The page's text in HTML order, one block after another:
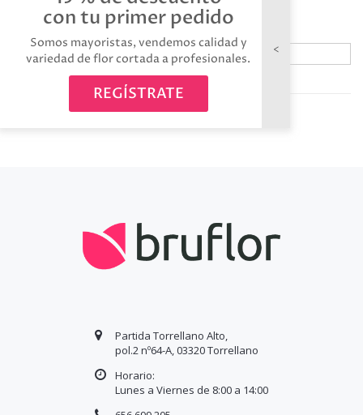
con tu primer pedido
Somos mayoristas, vendemos calidad y
variedad de flor cortada a profesionales.
REGÍSTRATE
Avísame cuando esté disponible
Partida Torrellano Alto,
pol.2 nº64-A, 03320 Torrellano
Horario:
Lunes a Viernes de 8:00 a 14:00